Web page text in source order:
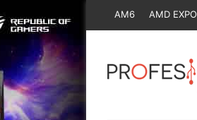
AM6 AMD EXPO